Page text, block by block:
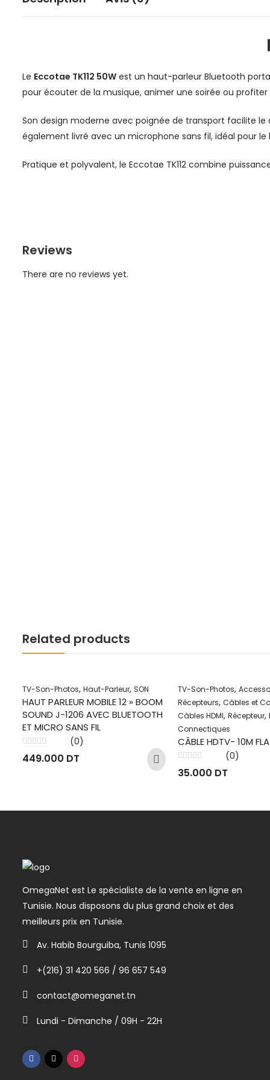
Le Eccotae TK112 50West un haut-parleur Bluetooth
pour écouter de la musique, animer une soirée ou profiter
Son design moderne avec poignée de transport facilite
également livré avec un microphone sans fil, idéal pour
Pratique et polyvalent, le Eccotae TK112 combine
Reviews
There are no reviews yet.
Related products
TV-Son-Photos, Haut-Parleur, SON
HAUT PARLEUR MOBILE 12 » BOOM
SOUND J-1206 AVEC BLUETOOTH
ET MICRO SANS FIL
0
(0)
449.000 DT
TV-Son-Photos,
Récepteurs, Câbles et
Câbles HDMI, Récepteur,
Connectiques
CÂBLE HDTV- 10M
0
(0)
35.000 DT
OmegaNet est Le spécialiste de la vente en ligne en
Tunisie. Nous disposons du plus grand choix et des
meilleurs prix en Tunisie.
Av. Habib Bourguiba, Tunis 1095
+(216) 31 420 566 / 96 657 549
contact@omeganet.tn
Lundi - Dimanche / 09H - 22H